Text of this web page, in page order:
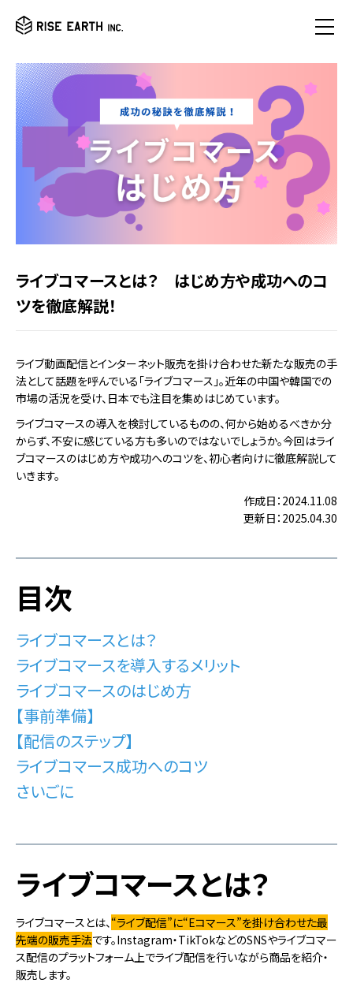
ライブコマースとは？ はじめ方や成功へのコ
ツを徹底解説！
ライブ動画配信とインターネット販売を掛け合わせた新たな販売の手
法として話題を呼んでいる「ライブコマース」。近年の中国や韓国での
市場の活況を受け、日本でも注目を集めはじめています。
ライブコマースの導入を検討しているものの、何から始めるべきか分
からず、不安に感じている方も多いのではないでしょうか。今回はライ
ブコマースのはじめ方や成功へのコツを、初心者向けに徹底解説して
いきます。
作成日：2024.11.08
更新日：2025.04.30
目次
ライブコマースとは？
ライブコマースを導入するメリット
ライブコマースのはじめ方
【事前準備】
【配信のステップ】
ライブコマース成功へのコツ
さいごに
ライブコマースとは？
ライブコマースとは、“ライブ配信”に“Eコマース”を掛け合わせた最
先端の販売手法です。Instagram・TikTokなどのSNSやライブコマー
ス配信のプラットフォーム上でライブ配信を行いながら商品を紹介・
販売します。